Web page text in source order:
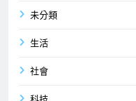
未分類
生活
社會